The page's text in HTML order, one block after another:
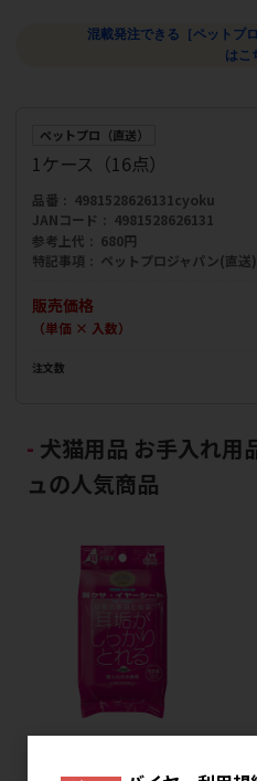
混載発注できる［ペットプ
はこ
ペットプロ（直送）
1ケース（16点）
品番
4981528626131cyoku
JANコード
4981528626131
参考上代
680円
特記事項
ペットプロジャパン(直
販売価格
（単価 × 入数）
注文数
犬猫用品 お手入れ用
ュの人気商品